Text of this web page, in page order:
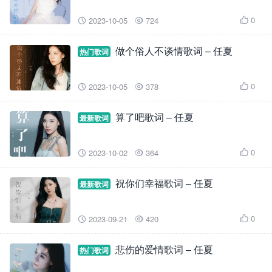
 2023-10-05  724  0
热门歌词 做个俗人不谈情歌词 – 任夏
 2023-10-05  378  0
最新歌词 算了吧歌词 – 任夏
 2023-10-02  364  0
最新歌词 祝你们幸福歌词 – 任夏
 2023-09-21  420  0
热门歌词 悲伤的爱情歌词 – 任夏